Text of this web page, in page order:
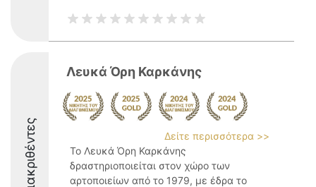
Διακριθέντες
Λευκά Όρη Καρκάνης
Δείτε περισσότερα >>
Το Λευκά Όρη Καρκάνης
δραστηριοποιείται στον χώρο των
αρτοποιείων από το 1979, με έδρα το